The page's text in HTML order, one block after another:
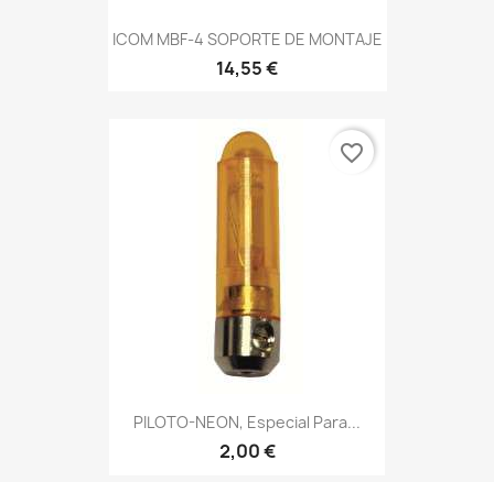
ICOM MBF-4 SOPORTE DE MONTAJE
14,55 €
PILOTO-NEON, Especial Para...
2,00 €
favorite_border